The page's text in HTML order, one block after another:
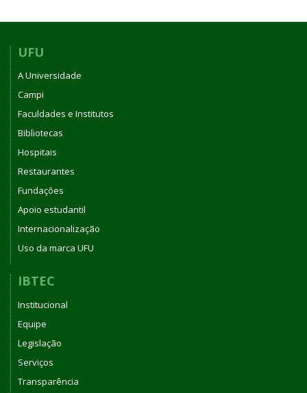
UFU
A Universidade
Campi
Faculdades e Institutos
Bibliotecas
Hospitais
Restaurantes
Fundações
Apoio estudantil
Internacionalização
Uso da marca UFU
IBTEC
Institucional
Equipe
Legislação
Serviços
Transparência